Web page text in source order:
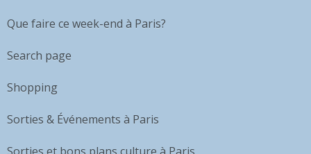
Que faire ce week-end à Paris?
Search page
Shopping
Sorties & Événements à Paris